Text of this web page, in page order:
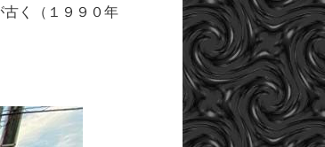
古く（１９９０年